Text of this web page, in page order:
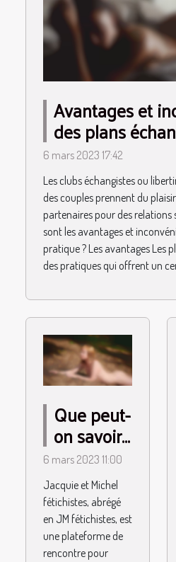
Avantages et
des plans
6 mars 2023 17:42
Les clubs échangistes ou
des couples prennent du
partenaires pour des relations
sont les avantages et
pratique ? Les avantages Les
des pratiques qui offrent un
Que peut-
on savoir
sur JM
fétichistes
?
6 mars 2023 11:00
Jacquie et Michel
fétichistes, abrégé
en JM fétichistes, est
une plateforme de
rencontre pour